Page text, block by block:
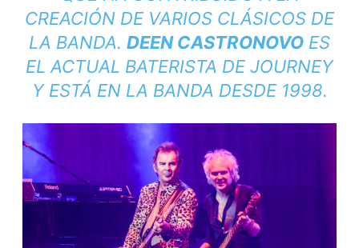
CREACIÓN DE VARIOS CLÁSICOS DE
LA BANDA. DEEN CASTRONOVO ES
EL ACTUAL BATERISTA DE JOURNEY
Y ESTÁ EN LA BANDA DESDE 1998.